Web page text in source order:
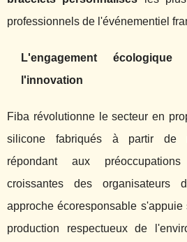
professionnels de l'événementiel
L'engagement
l'innovation
Fiba révolutionne le secteur en
silicone fabriqués à partir de
répondant aux préoccupations
croissantes des organisateurs
approche écoresponsable
production respectueux de